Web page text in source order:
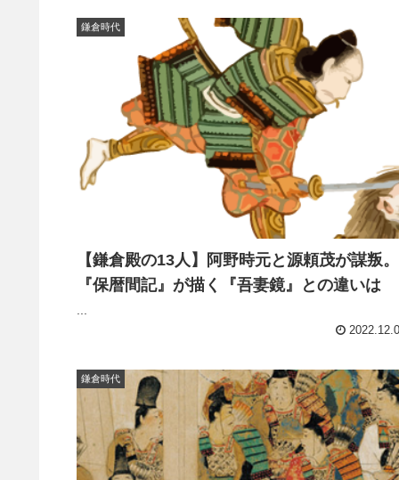
鎌倉時代
【鎌倉殿の13人】阿野時元と源頼茂が謀叛。
『保暦間記』が描く『吾妻鏡』との違いは
...
鎌倉時代